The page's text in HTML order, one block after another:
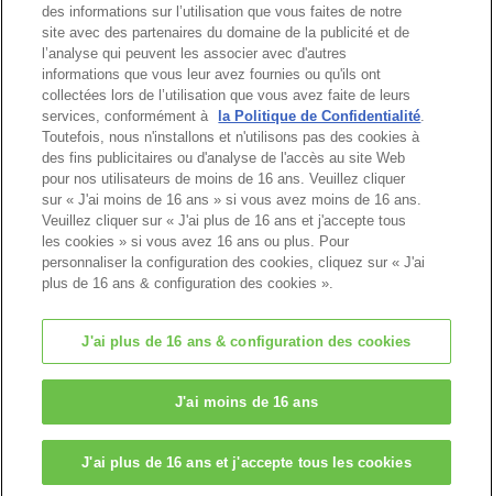
Haut de page
© EPOCH
Change Region
des informations sur l’utilisation que vous faites de notre
site avec des partenaires du domaine de la publicité et de
l’analyse qui peuvent les associer avec d'autres
informations que vous leur avez fournies ou qu'ils ont
collectées lors de l’utilisation que vous avez faite de leurs
services, conformément à
la Politique de Confidentialité.
Toutefois, nous n'installons et n'utilisons pas des cookies à
des fins publicitaires ou d'analyse de l'accès au site Web
pour nos utilisateurs de moins de 16 ans. Veuillez cliquer
sur « J'ai moins de 16 ans » si vous avez moins de 16 ans.
Veuillez cliquer sur « J'ai plus de 16 ans et j'accepte tous
les cookies » si vous avez 16 ans ou plus. Pour
personnaliser la configuration des cookies, cliquez sur « J'ai
plus de 16 ans & configuration des cookies ».
J'ai plus de 16 ans & configuration des cookies
J'ai moins de 16 ans
J'ai plus de 16 ans et j'accepte tous les cookies